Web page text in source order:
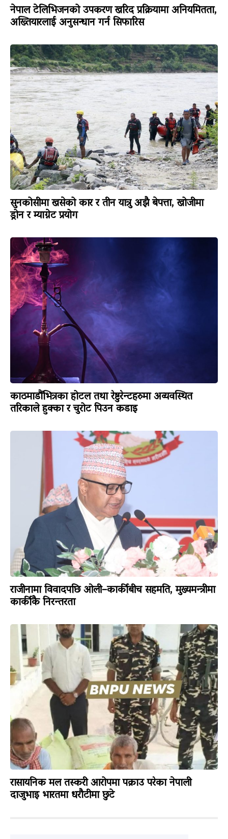
नेपाल टेलिभिजनको उपकरण खरिद प्रक्रियामा अनियमितता,
अख्तियारलाई अनुसन्धान गर्न सिफारिस
सुनकोसीमा खसेको कार र तीन यात्रु अझै बेपत्ता, खोजीमा
ड्रोन र म्याग्नेट प्रयोग
काठमाडौंभित्रका होटल तथा रेष्टुरेन्टहरुमा अव्यवस्थित
तरिकाले हुक्का र चुरोट पिउन कडाइ
राजीनामा विवादपछि ओली–कार्कीबीच सहमति, मुख्यमन्त्रीमा
कार्कीकै निरन्तरता
रासायनिक मल तस्करी आरोपमा पक्राउ परेका नेपाली
दाजुभाइ भारतमा धरौटीमा छुटे